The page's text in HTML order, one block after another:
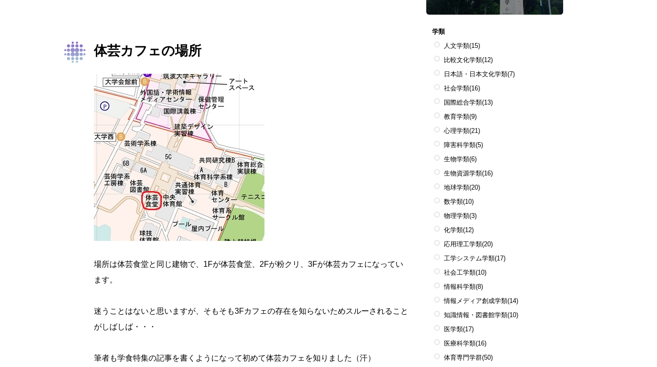
体芸カフェの場所
場所は体芸食堂と同じ建物で、 1Fが体芸食堂、2Fが粉クリ、3Fが体芸カフェになってい
ます。
迷うことはないと思いますが、そもそも3Fカフェの存在を知らないためスルーされること
がしばしば・・・
筆者も学食特集の記事を書くようになって初めて体芸カフェを知りました（汗）
学類
人文学類(15)
比較文化学類(12)
日本語・日本文化学類(7)
社会学類(16)
国際総合学類(13)
教育学類(9)
心理学類(21)
障害科学類(5)
生物学類(6)
生物資源学類(16)
地球学類(20)
数学類(10)
物理学類(3)
化学類(12)
応用理工学類(20)
工学システム学類(17)
社会工学類(10)
情報科学類(8)
情報メディア創成学類(14)
知識情報・図書館学類(10)
医学類(17)
医療科学類(16)
体育専門学群(50)